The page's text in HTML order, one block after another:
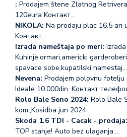
: Prodajem štene Zlatnog
120eura Koнтакт…
NIKOLA: Na prodaju plac 16.5 ari
Koнтакт…
Izrada nameštaja po meri:
Kuhinje,ormari,americki
spavace sobe,kupatilski
Nevena: Prodajem polovnu fotelju
Ideale 10.000din. Koнтакт
Rolo Bale Seno 2024: Rolo Bale
kom.,Kosidba jun 2024
Skoda 1.6 TDI - Cacak - prodaja:
TOP stanje! Auto bez ulaganja.…